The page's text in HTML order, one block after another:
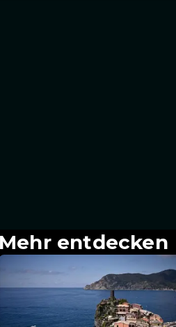
Mehr entdecken